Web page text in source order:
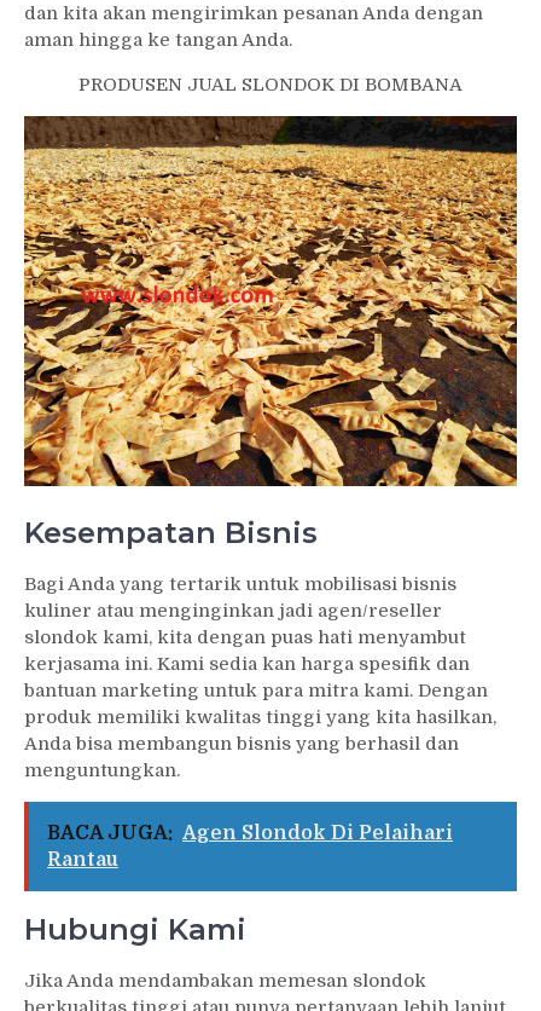
dan kita akan mengirimkan pesanan Anda dengan
aman hingga ke tangan Anda.
PRODUSEN JUAL SLONDOK DI BOMBANA
Kesempatan Bisnis
Bagi Anda yang tertarik untuk mobilisasi bisnis
kuliner atau menginginkan jadi agen/reseller
slondok kami, kita dengan puas hati menyambut
kerjasama ini. Kami sedia kan harga spesifik dan
bantuan marketing untuk para mitra kami. Dengan
produk memiliki kwalitas tinggi yang kita hasilkan,
Anda bisa membangun bisnis yang berhasil dan
menguntungkan.
BACA JUGA: Agen Slondok Di Pelaihari
Rantau
Hubungi Kami
Jika Anda mendambakan memesan slondok